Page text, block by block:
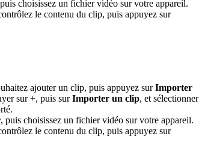
choisissez un fichier vidéo sur votre appareil.
le contenu du clip, puis appuyez sur
ajouter un clip, puis appuyez surImporter
sur +, puis surImporter un clip, et sélectionner
, puis choisissez un fichier vidéo sur votre appareil.
le contenu du clip, puis appuyez sur